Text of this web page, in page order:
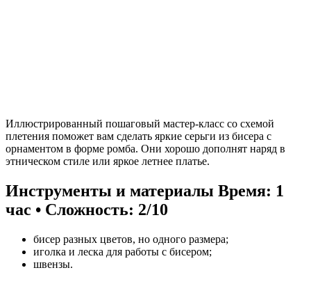
Иллюстрированный пошаговый мастер-класс со схемой
плетения поможет вам сделать яркие серьги из бисера с
орнаментом в форме ромба. Они хорошо дополнят наряд в
этническом стиле или яркое летнее платье.
Инструменты и материалы Время: 1
час • Сложность: 2/10
бисер разных цветов, но одного размера;
иголка и леска для работы с бисером;
швензы.